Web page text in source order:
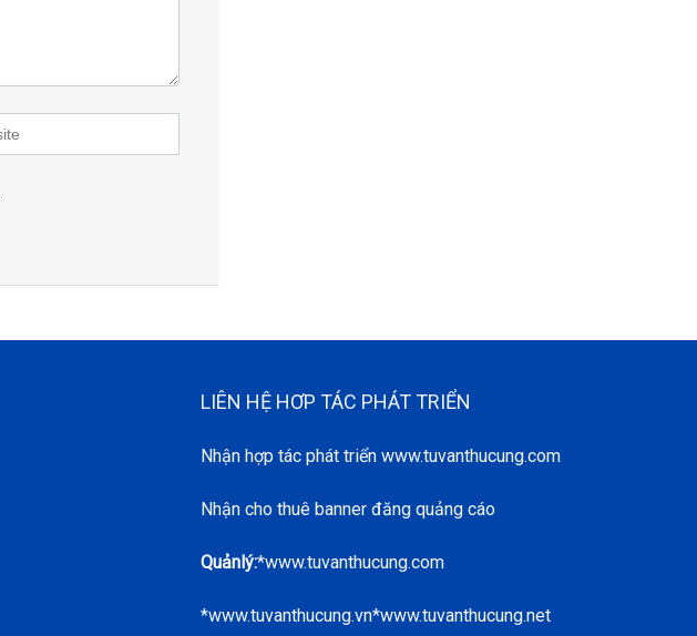
LIÊN HỆ HƠP TÁC PHÁT TRIỂN
Nhận hợp tác phát triển www.tuvanthucung.com
Nhận cho thuê banner đăng quảng cáo
Quảnlý:*www.tuvanthucung.com
*www.tuvanthucung.vn*www.tuvanthucung.net